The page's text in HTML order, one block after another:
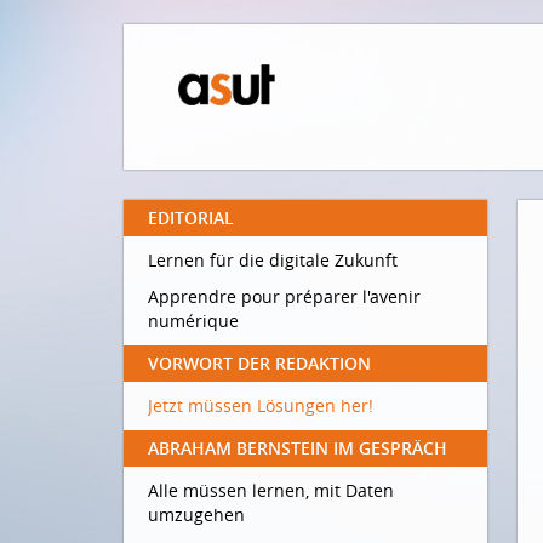
EDITORIAL
Lernen für die digitale Zukunft
Apprendre pour préparer l'avenir
numérique
VORWORT DER REDAKTION
Jetzt müssen Lösungen her!
ABRAHAM BERNSTEIN IM GESPRÄCH
Alle müssen lernen, mit Daten
umzugehen